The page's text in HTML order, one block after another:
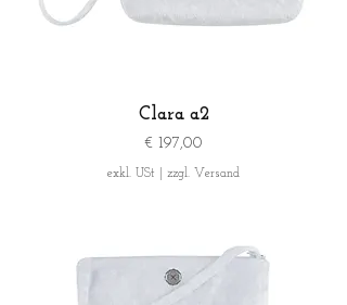
Clara a2
Preis
€ 197,00
exkl. USt zzgl. Versand